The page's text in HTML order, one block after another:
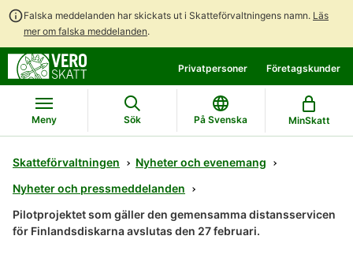
Falska meddelanden har skickats ut i Skatteförvaltningens namn. Läs
mer om falska meddelanden.
direkt
till
innehållet
till
hela
webbplatsens
sökning
Privatpersoner Företagskunder
Meny Sök På Svenska MinSkatt
Skatteförvaltningen
Nyheter och evenemang
Nyheter och pressmeddelanden
Pilotprojektet som gäller den gemensamma distansservicen
för Finlandsdiskarna avslutas den 27 februari.